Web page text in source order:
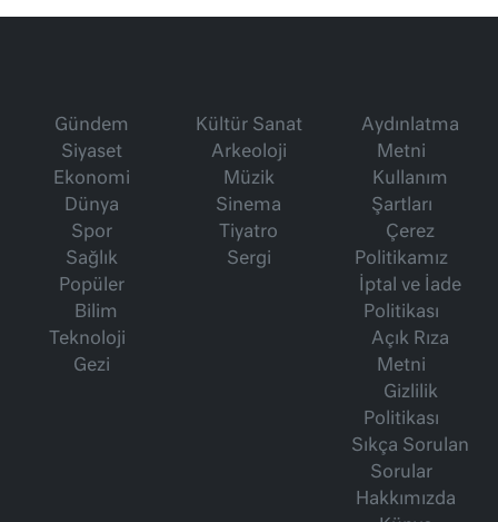
Gündem
Siyaset
Ekonomi
Dünya
Spor
Sağlık
Popüler
Bilim
Teknoloji
Gezi
Kültür Sanat
Arkeoloji
Müzik
Sinema
Tiyatro
Sergi
Aydınlatma
Metni
Kullanım
Şartları
Çerez
Politikamız
İptal ve İade
Politikası
Açık Rıza
Metni
Gizlilik
Politikası
Sıkça Sorulan
Sorular
Hakkımızda